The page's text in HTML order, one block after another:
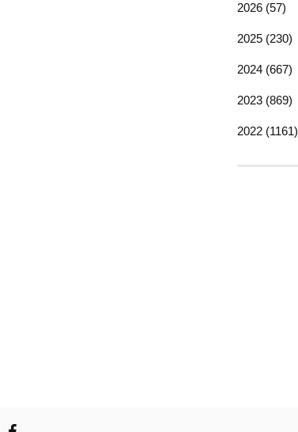
2026 (57)
2025 (230)
2024 (667)
2023 (869)
2022 (1161)